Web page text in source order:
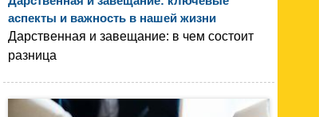
аспекты и важность в нашей жизни
Дарственная и завещание: в чем состоит
разница